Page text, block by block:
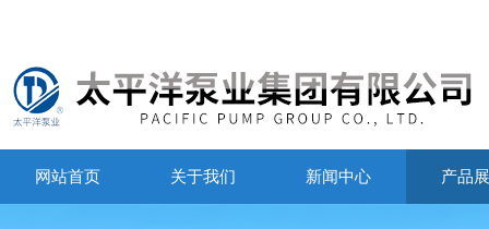
网站首页 关于我们 新闻中心 产品